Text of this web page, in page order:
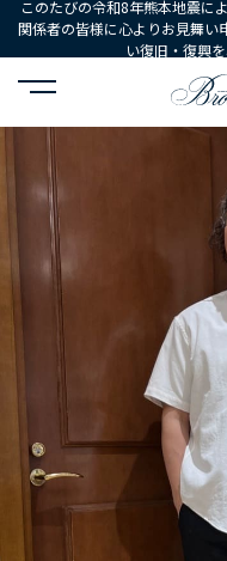
このたびの令和8年熊本地震に
関係者の皆様に心よりお見舞い
い復旧・復興
HOME コーディネート